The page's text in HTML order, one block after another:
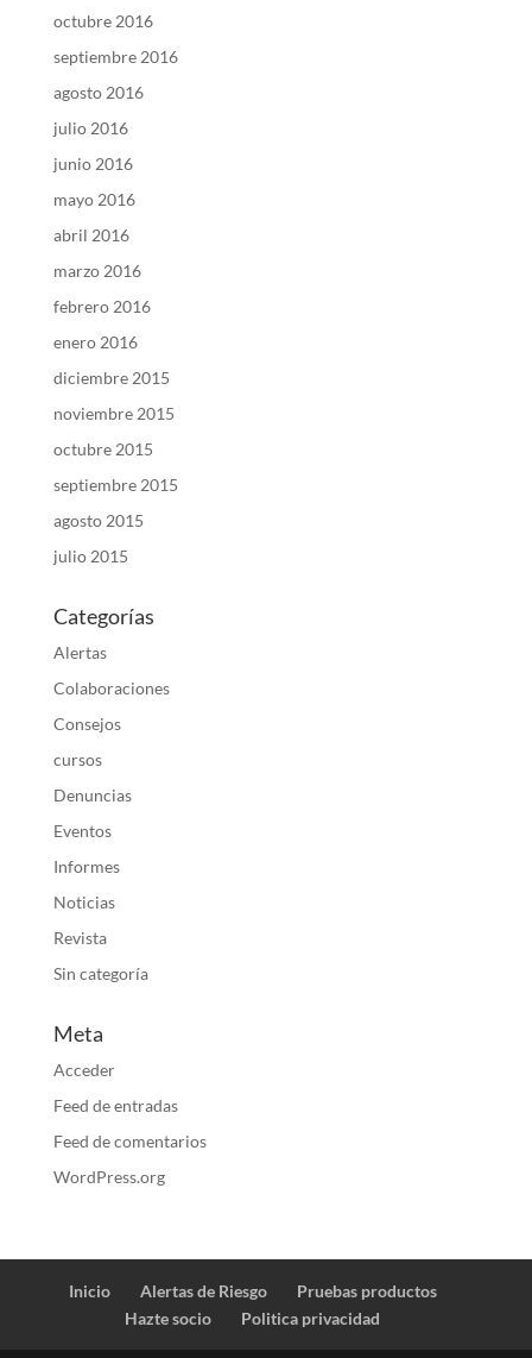
octubre 2016
septiembre 2016
agosto 2016
julio 2016
junio 2016
mayo 2016
abril 2016
marzo 2016
febrero 2016
enero 2016
diciembre 2015
noviembre 2015
octubre 2015
septiembre 2015
agosto 2015
julio 2015
Categorías
Alertas
Colaboraciones
Consejos
cursos
Denuncias
Eventos
Informes
Noticias
Revista
Sin categoría
Meta
Acceder
Feed de entradas
Feed de comentarios
WordPress.org
Inicio Alertas de Riesgo
Pruebas productos
Hazte socio
Politica privacidad